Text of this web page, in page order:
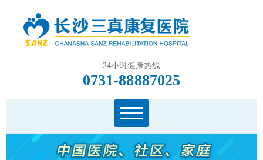
24小时健康热线
0731-88887025